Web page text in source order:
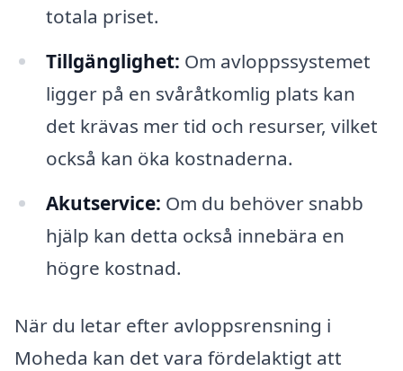
totala priset.
Tillgänglighet: Om avloppssystemet
ligger på en svåråtkomlig plats kan
det krävas mer tid och resurser, vilket
också kan öka kostnaderna.
Akutservice: Om du behöver snabb
hjälp kan detta också innebära en
högre kostnad.
När du letar efter avloppsrensning i
Moheda kan det vara fördelaktigt att